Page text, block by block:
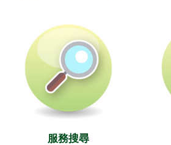
社署長者資訊網
服務搜尋